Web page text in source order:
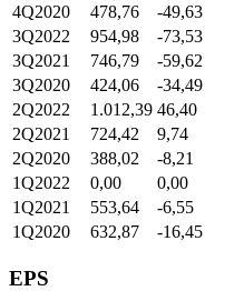
4Q2020
478,76
-49,63
3Q2022
954,98
-73,53
3Q2021
746,79
-59,62
3Q2020
424,06
-34,49
2Q2022
1.012,39 46,40
2Q2021
724,42
9,74
2Q2020
388,02
-8,21
1Q2022
0,00
0,00
1Q2021
553,64
-6,55
1Q2020
632,87 -16,45
EPS